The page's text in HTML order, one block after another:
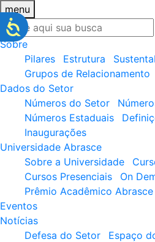
menu
Sobre
Pilares
Estrutura
Grupos de Relacionamento
Dados do Setor
Números do Setor
Números Estaduais
Inaugurações
Universidade Abrasce
Sobre a Universidade
Cursos Presenciais
On
Prêmio Acadêmico Abrasce
Eventos
Notícias
Defesa do Setor
Espaço